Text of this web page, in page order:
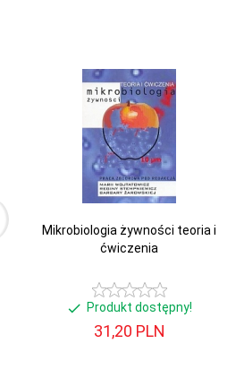
Mikrobiologia żywności teoria i
ćwiczenia
Produkt dostępny!
31,20 PLN